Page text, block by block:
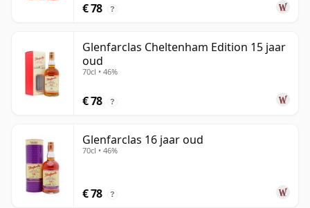
€ 78 ?
Glenfarclas Cheltenham Edition 15 jaar
oud
70cl • 46%
€ 78 ?
Glenfarclas 16 jaar oud
70cl • 46%
€ 78 ?